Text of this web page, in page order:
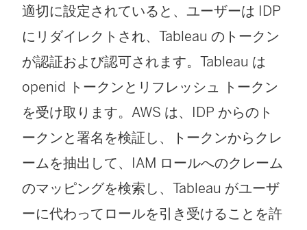
適切に設定されていると、ユーザーは IDP
にリダイレクトされ、Tableau のトークン
が認証および認可されます。Tableau は
openid トークンとリフレッシュ トークン
を受け取ります。AWS は、IDP からのト
ークンと署名を検証し、トークンからクレ
ームを抽出して、IAM ロールへのクレーム
のマッピングを検索し、Tableau がユーザ
ーに代わってロールを引き受けることを許